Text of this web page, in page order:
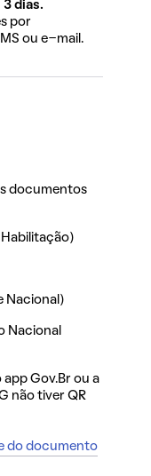
dias.
por
ou e-mail.
documentos
Nacional)
Nacional
Gov.Br ou a
não tiver QR
do documento